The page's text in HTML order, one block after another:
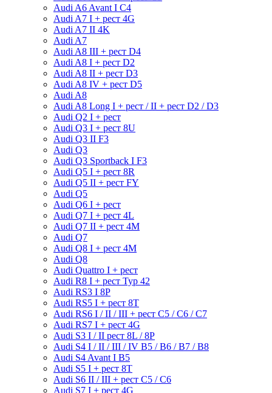
Audi A6 Avant I C4
Audi A7 I + рест 4G
Audi A7 II 4K
Audi A7
Audi A8 III + рест D4
Audi A8 I + рест D2
Audi A8 II + рест D3
Audi A8 IV + рест D5
Audi A8
Audi A8 Long I + рест / II + рест D2 / D3
Audi Q2 I + рест
Audi Q3 I + рест 8U
Audi Q3 II F3
Audi Q3
Audi Q3 Sportback I F3
Audi Q5 I + рест 8R
Audi Q5 II + рест FY
Audi Q5
Audi Q6 I + рест
Audi Q7 I + рест 4L
Audi Q7 II + рест 4M
Audi Q7
Audi Q8 I + рест 4M
Audi Q8
Audi Quattro I + рест
Audi R8 I + рест Typ 42
Audi RS3 I 8P
Audi RS5 I + рест 8T
Audi RS6 I / II / III + рест C5 / C6 / C7
Audi RS7 I + рест 4G
Audi S3 I / II рест 8L / 8P
Audi S4 I / II / III / IV B5 / B6 / B7 / B8
Audi S4 Avant I B5
Audi S5 I + рест 8T
Audi S6 II / III + рест С5 / С6
Audi S7 I + рест 4G